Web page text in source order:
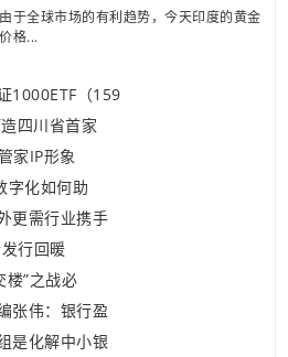
由于全球市场的有利趋势，今天印度的黄金
价格...
1000ETF（159
四川省首家
家IP形象
字化如何助
更需行业携手
行回暖
楼”之战必
张伟：银行盈
是化解中小银